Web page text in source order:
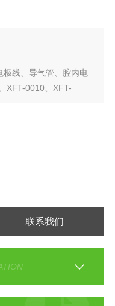
极线、导气管、腔内电
XFT-0010、XFT-
联系我们